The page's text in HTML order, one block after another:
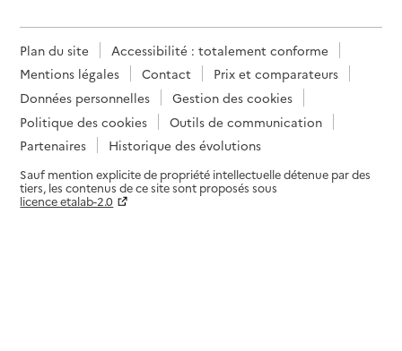
Plan du site
Accessibilité : totalement conforme
Mentions légales
Contact
Prix et comparateurs
Données personnelles
Gestion des cookies
Politique des cookies
Outils de communication
Partenaires
Historique des évolutions
Sauf mention explicite de propriété intellectuelle détenue par des
tiers, les contenus de ce site sont proposés sous
licence etalab-2.0